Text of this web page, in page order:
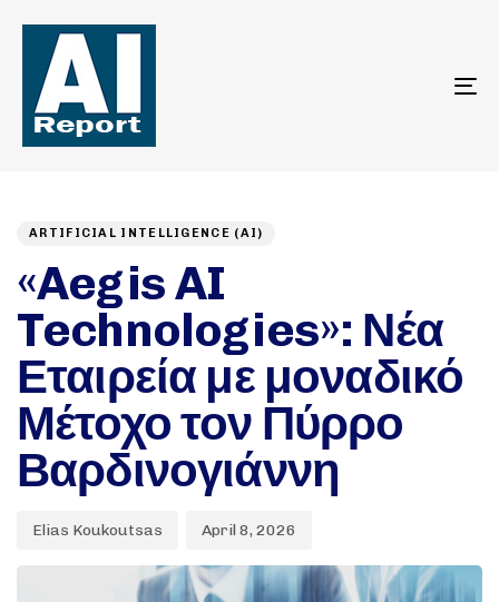
ARTIFICIAL INTELLIGENCE (AI)
«Aegis AI
Technologies»: Νέα
Εταιρεία με μοναδικό
Μέτοχο τον Πύρρο
Βαρδινογιάννη
Elias Koukoutsas April 8, 2026